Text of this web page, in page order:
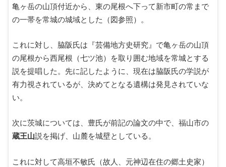
亀ヶ岳の山頂付近から、東の尾根へ下って新市町の常まで
の一帯を常城の城域とした（図参照）。
これに対し、脇阪氏は『芸備地方史研究』で亀ヶ岳の山頂
の尾根から西尾根（七ツ池）を取り囲む地域を常城とする
説を提唱した。先に記したように、現在は脇阪氏の学説が
有力視されているが、決めてとなる遺構は発見されていな
い。
次に茨城については、豊氏が前記の論文の中で、福山市の
蔵王山説を掲げ、山麓を城壁としている。
これに対して高垣不敏氏（故人、元神辺在住の郷土史家）